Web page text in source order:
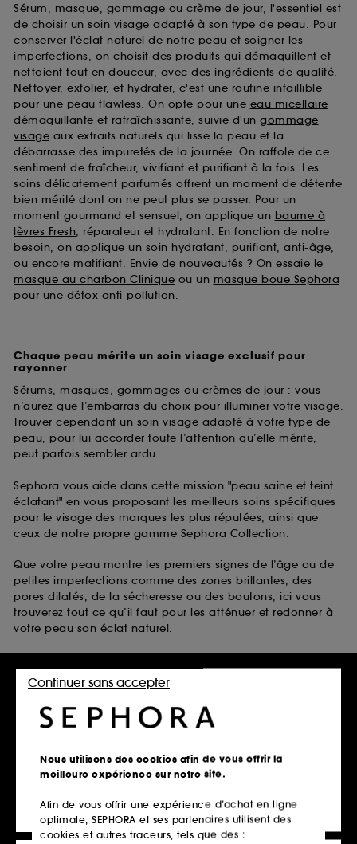
Sérum, masque, gommage ou crème de jour, l'essentiel est
de choisir un soin visage adapté à son type de peau. Pour
conserver l'éclat naturel de notre peau et soigner les
imperfections, on choisit des produits qui démaquillent et
nettoient tout en douceur, avec des ingrédients de qualité.
Nettoyer, exfolier, et hydrater, c'est une routine infaillible
pour une peau flawless. On opte pour une eau micellaire
démaquillante et rafraîchissante, suivie d'un gommage
visage aux extraits naturels qui lisse la peau et la
débarrasse des impuretés de la journée. On raffole de ce
sentiment de fraîcheur, vivifiant et purifiant à la fois. Les
soins délicatement parfumés offrent un moment de détente
bien mérité dont on ne peut plus se passer. Pour un
moment gourmand et sensuel, on applique un baume à
lèvres Fresh, réparateur et hydratant. En fonction de notre
besoin, on applique un soin hydratant, purifiant, anti-âge,
ou encore matifiant. Envie de nouveautés ? On essaie le
masque au charbon Clinique ou un masque boue Sephora
pour une détox anti-pollution.
Chaque peau mérite un soin visage exclusif pour
rayonner
Sérums, masques, gommages ou crèmes de jour : vous
n’aurez que l’embarras du choix pour illuminer votre visage.
Trouver cependant un soin visage adapté à votre type de
peau, pour lui accorder toute l’attention qu’elle mérite,
peut parfois sembler ardu.
Sephora vous aide dans cette mission "peau saine et teint
éclatant" en vous proposant les meilleurs soins spécifiques
pour le visage des marques les plus réputées, ainsi que
ceux de notre propre gamme Sephora Collection.
Que votre peau montre les premiers signes de l’âge ou de
petites imperfections comme des zones brillantes, des
pores dilatés, de la sécheresse ou des boutons, ici vous
trouverez tout ce qu’il faut pour les atténuer et redonner à
votre peau son éclat naturel.
les soins anti-taches visage anti-âge de Clarins
les soins pour peaux grasses de The Inkey List
les soins pour peaux sèches de belif
Disponibles avec bien d’autres soins pour la peau du
visage dans notre vitrine en ligne scintillante.
Nous utilisons des cookies afin de vous offrir la
meilleure expérience sur notre site.
Afin de vous offrir une expérience d’achat en ligne
optimale, SEPHORA et ses partenaires utilisent des
cookies et autres traceurs, tels que des :
Continuer sans accepter